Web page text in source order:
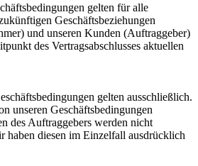
gelten für alle
Geschäftsbeziehungen
und unseren Kunden (Auftraggeber)
des Vertragsabschlusses aktuellen
gelten ausschließlich.
unseren Geschäftsbedingungen
des Auftraggebers werden nicht
haben diesen im Einzelfall ausdrücklich